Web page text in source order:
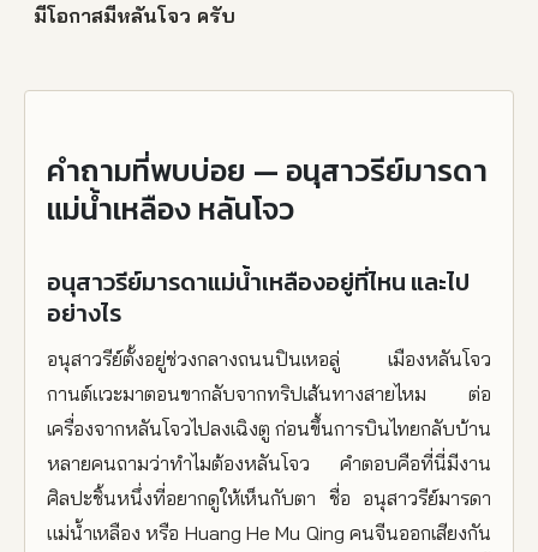
มีโอกาสมีหลันโจว ครับ
คำถามที่พบบ่อย — อนุสาวรีย์มารดา
แม่น้ำเหลือง หลันโจว
อนุสาวรีย์มารดาแม่น้ำเหลืองอยู่ที่ไหน และไป
อย่างไร
อนุสาวรีย์ตั้งอยู่ช่วงกลางถนนปินเหอลู่ เมืองหลันโจว
กานต์แวะมาตอนขากลับจากทริปเส้นทางสายไหม ต่อ
เครื่องจากหลันโจวไปลงเฉิงตู ก่อนขึ้นการบินไทยกลับบ้าน
หลายคนถามว่าทำไมต้องหลันโจว คำตอบคือที่นี่มีงาน
ศิลปะชิ้นหนึ่งที่อยากดูให้เห็นกับตา ชื่อ อนุสาวรีย์มารดา
แม่น้ำเหลือง หรือ Huang He Mu Qing คนจีนออกเสียงกัน